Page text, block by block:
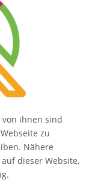
von ihnen sind
zu
Nähere
dieser Website,